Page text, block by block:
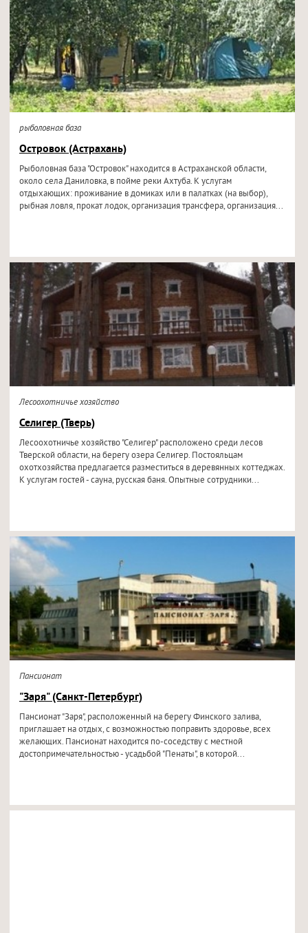
рыболовная база
Островок (Астрахань)
Рыболовная база "Островок" находится в Астраханской области,
около села Даниловка, в пойме реки Ахтуба. К услугам
отдыхающих: проживание в домиках или в палатках (на выбор),
рыбная ловля, прокат лодок, организация трансфера, организация...
Лесоохотничье хозяйство
Селигер (Тверь)
Лесоохотничье хозяйство "Селигер" расположено среди лесов
Тверской области, на берегу озера Селигер. Постояльцам
охотхозяйства предлагается разместиться в деревянных коттеджах.
К услугам гостей - сауна, русская баня. Опытные сотрудники...
Пансионат
"Заря" (Санкт-Петербург)
Пансионат "Заря", расположенный на берегу Финского залива,
приглашает на отдых, с возможностью поправить здоровье, всех
желающих. Пансионат находится по-соседству с местной
достопримечательностью - усадьбой "Пенаты", в которой...